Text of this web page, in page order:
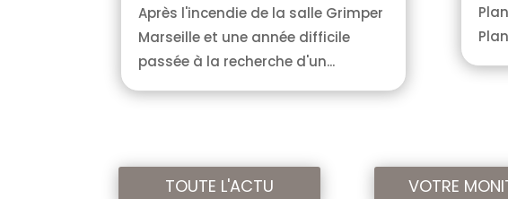
Après l'incendie de la salle Grimper
Marseille et une année difficile
passée à la recherche d'un...
TOUTE L'ACTU VOTRE